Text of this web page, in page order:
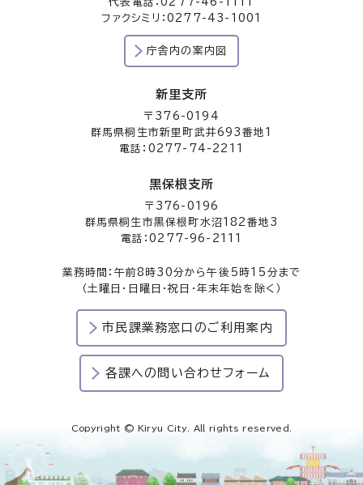
ファクシミリ：0277-43-1001
庁舎内の案内図
新里支所
〒376-0194
群馬県桐生市新里町武井693番地1
電話：0277-74-2211
黒保根支所
〒376-0196
群馬県桐生市黒保根町水沼182番地3
電話：0277-96-2111
業務時間：午前8時30分から午後5時15分まで
（土曜日・日曜日・祝日・年末年始を除く）
市民課業務窓口のご利用案内
各課への問い合わせフォーム
Copyright © Kiryu City. All rights reserved.